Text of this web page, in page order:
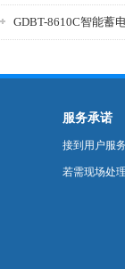
GDBT-8610C智能蓄
服务承诺
接到用户服
若需现场处